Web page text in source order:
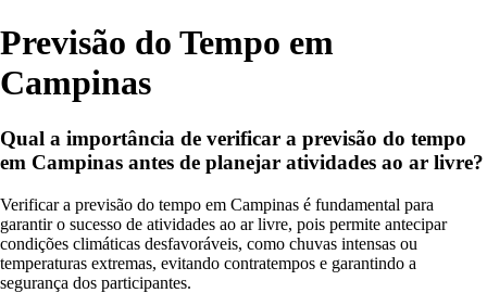
Previsão do Tempo em
Campinas
Qual a importância de verificar a previsão do tempo
em Campinas antes de planejar atividades ao ar livre?
Verificar a previsão do tempo em Campinas é fundamental para
garantir o sucesso de atividades ao ar livre, pois permite antecipar
condições climáticas desfavoráveis, como chuvas intensas ou
temperaturas extremas, evitando contratempos e garantindo a
segurança dos participantes.